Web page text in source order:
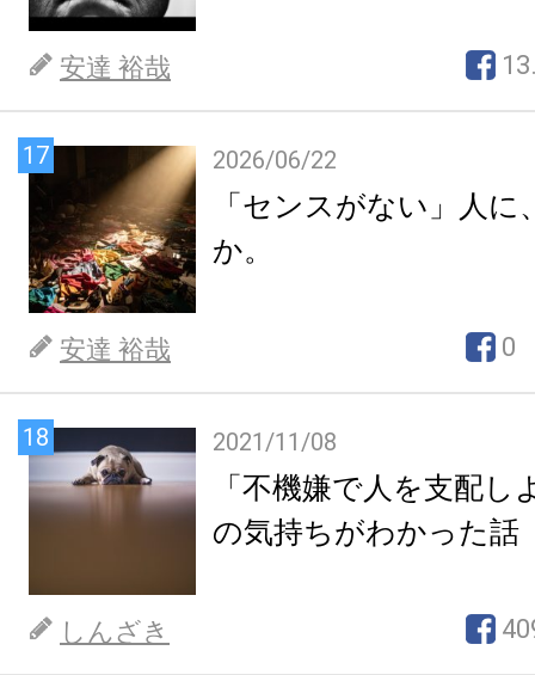
安達 裕哉
17 2026/06/22
「センスがない」人
か。
安達 裕哉 0
18 2021/11/08
「不機嫌で人を支配し
の気持ちがわかった話
しんざき